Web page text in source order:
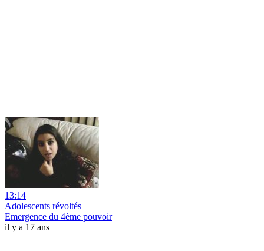
13:14
Adolescents révoltés
Emergence du 4ème pouvoir
il y a 17 ans